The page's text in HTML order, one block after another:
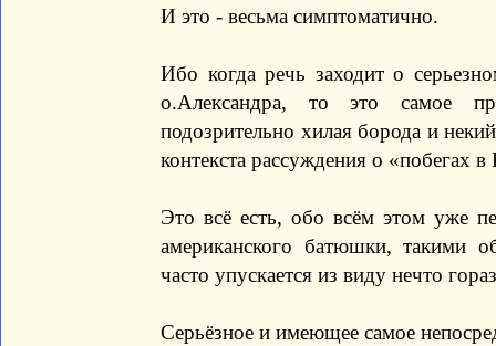
И это - весьма симптоматично.
Ибо когда речь заходит о
о.Александра, то это самое
подозрительно хилая борода и
контекста рассуждения о «побегах
Это всё есть, обо всём этом уже
американского батюшки, такими
часто упускается из виду нечто
Серьёзное и имеющее самое